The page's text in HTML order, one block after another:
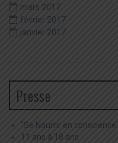
mars 2017
février 2017
janvier 2017
Presse
"Se Nourrir en conscience"
11 ans à 18 ans